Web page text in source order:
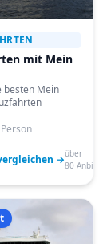
mit Mein
besten Mein
→über
80